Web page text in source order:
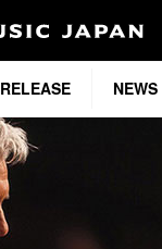
RELEASE NEWS